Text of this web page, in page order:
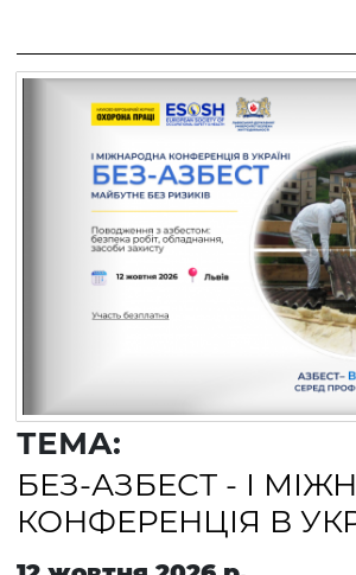
ТЕМА:
БЕЗ-АЗБЕСТ - І
КОНФЕРЕНЦІЯ В